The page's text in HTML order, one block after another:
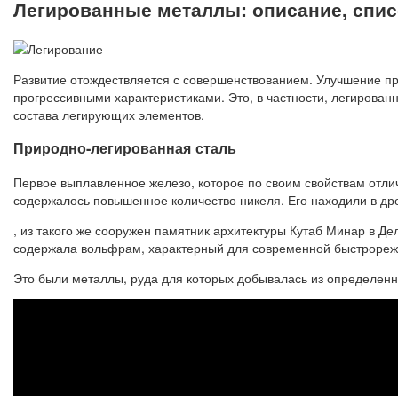
Легированные металлы: описание,
Развитие отождествляется с совершенствованием.
прогрессивными характеристиками. Это, в частности,
состава легирующих элементов.
Природно-легированная сталь
Первое выплавленное железо, которое по своим свойствам
содержалось повышенное количество никеля. Его находили в
, из такого же сооружен памятник архитектуры Кутаб Минар в
содержала вольфрам, характерный для современной
Это были металлы, руда для которых добывалась из